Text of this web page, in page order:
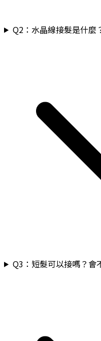
Q2： 水晶線接髮是什麼
Q3 ： 短髮可以接嗎？會